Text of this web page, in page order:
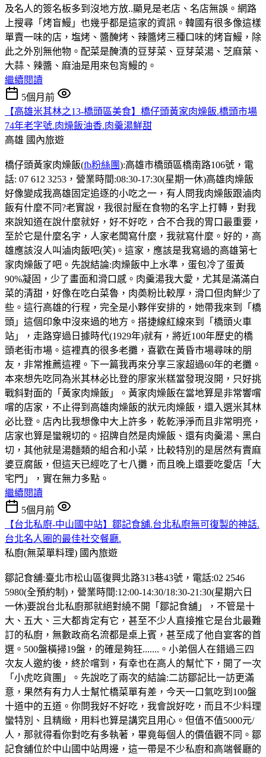
及名人的簽名板多到沒地方放..顯見是老店、名店無誤。網路
上搜尋「烤盲鰻」也幾乎都是這家的資訊。韓國有很多像這樣
單賣一味的店，塩烤、醬醃烤、辣醬烤三種口味的烤盲鰻，除
此之外別無他物。配菜是醃漬的豆芽菜、豆芽菜湯、芝麻葉、
大蒜、辣醬、麻油是用來包肓鰻的。
繼續閱讀
5個月前
【高雄米其林之13-橋頭區美食】橋仔頭黃家肉燥飯.橋頭市場
74年老字號.肉燥飯油香.肉羹湯鮮甜
高雄 國內旅遊
橋仔頭黃家肉燥飯(fb粉絲團):高雄市橋頭區橋南路106號，電
話: 07 612 3253，營業時間:08:30-17:30(星期一休)高雄肉燥飯
好像變成我高雄固定追逐的小吃之一，有人問我肉燥飯跟滷肉
飯有什麼不同?老實說，我很討壓在食物的名字上打轉，對我
來說知道在說什麼就好，好不好吃，合不合我的胃口最重要，
至於它是什麼名字，人家老闆寫什麼，我就寫什麼。好的，高
雄應該沒人叫滷肉飯吧(笑)。這家，應該是我寫過的高雄第七
家肉燥飯了吧。先說結論:肉燥飯中上水準，蛋包冷了蛋黃
90%凝固，少了畫面和滑口感。肉羹湯我大愛，尤其是滿滿白
菜的清甜，好像在吃白菜魯，肉𡙡粉比較厚，滑口但肉鮮少了
些。這行高雄的行程，完全是小夥伴安排的，她帶我來到「橋
頭」這個印象中沒來過的地方。搭捷線紅線來到「橋頭火車
站」，走路穿過日據時代(1929年)就有，將近100年歷史的橋
頭老街市場。這裡真的很多老攤，喜歡在黃昏市場尋味的朋
友，非常推薦這裡。下一篇我再來分享三家超過60年的老攤。
本來想先吃同為米其林必比登的廖家米糕當發現沒開，只好挑
戰斜對面的「黃家肉燥飯」。黃家肉燥飯在當地算是非常響嚐
嚐的店家，不止得到高雄肉燥飯的狀元肉燥飯，還入選米其林
必比登。店內比我想像中大上許多，乾乾淨淨而且非常明亮，
店家也算是蠻親切的。招牌自然是肉燥飯、還有肉羹湯、黑白
切，其他就是湯麵類的組合和小菜，比較特別的是居然有賣麻
婆豆腐飯，但這天已經吃了七八攤，而且晚上還要吃愛店「大
宅門」，實在無力多點。
繼續閱讀
5個月前
【台北私廚-中山國中站】鄒記食舖.台北私廚無可復製的神話.
台北名人圈的最佳社交餐廳.
私廚(無菜單料理) 國內旅遊
鄒記食舖:臺北市松山區復興北路313巷43號，電話:02 2546
5980(全預約制)，營業時間:12:00-14:30/18:30-21:30(星期六日
一休)要說台北私廚那就絕對繞不開「鄒記食舖」，不管是十
大、五大、三大都肯定有它，甚至不少人直接推它是台北最難
訂的私廚，無數政商名流都是桌上賓，甚至成了他自宴客的首
選。500盤橫掃19盤，的確是夠狂.......。小弟個人在錯過三四
次友人邀約後，終於嚐到，有幸也在高人的幫忙下，開了一次
「小虎吃貨團」。先說吃了兩次的結論:二訪鄒記比一訪更滿
意，果然有有力人士幫忙橋菜單有差，今天一口氣吃到100盤
十道中的五道。你問我好不好吃，我會說好吃，而且不少料理
蠻特別、且精緻，用料也算是講究且用心。但值不值5000元/
人，那就得看你對吃有多執著，畢竟每個人的價值觀不同。鄒
記食舖位於中山國中站周邊，這一帶是不少私廚和高端餐廳的